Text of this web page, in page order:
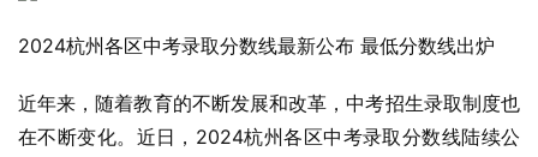
2024杭州各区中考录取分数线最新公布 最低分数线出炉
近年来，随着教育的不断发展和改革，中考招生录取制度也
在不断变化。近日，2024杭州各区中考录取分数线陆续公